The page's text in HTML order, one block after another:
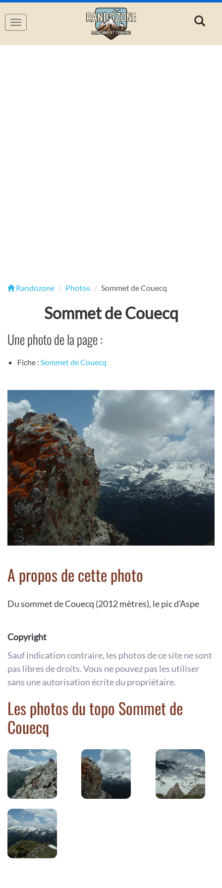
Navigation
Randozone Photos Sommet de Couecq
Sommet de Couecq
Une photo de la page :
Fiche : Sommet de Couecq
A propos de cette photo
Du sommet de Couecq (2012 mètres), le pic d'Aspe
Copyright
Sauf indication contraire, les photos de ce site ne sont
pas libres de droits. Vous ne pouvez pas les utiliser
sans une autorisation écrite du propriétaire.
Les photos du topo Sommet de
Couecq